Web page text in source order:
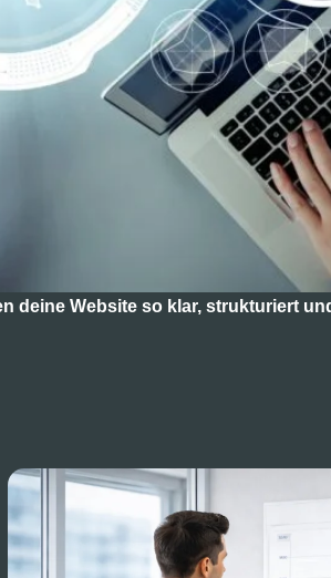
deine Website so klar, strukturiert